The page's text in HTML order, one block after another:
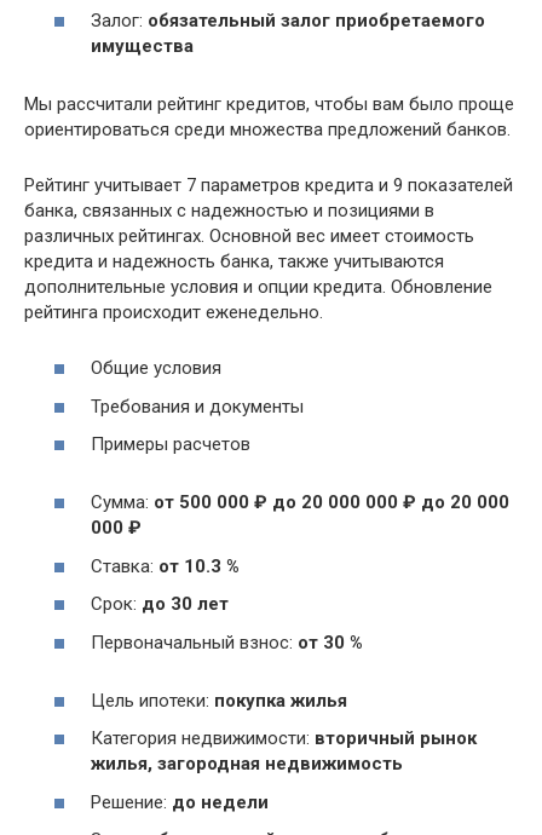
Залог: обязательный залог приобретаемого
имущества
Мы рассчитали рейтинг кредитов, чтобы вам было проще
ориентироваться среди множества предложений банков.
Рейтинг учитывает 7 параметров кредита и 9 показателей
банка, связанных с надежностью и позициями в
различных рейтингах. Основной вес имеет стоимость
кредита и надежность банка, также учитываются
дополнительные условия и опции кредита. Обновление
рейтинга происходит еженедельно.
Общие условия
Требования и документы
Примеры расчетов
Сумма: от 500 000 ₽ до 20 000 000 ₽ до 20 000
000 ₽
Ставка: от 10.3 %
Срок: до 30 лет
Первоначальный взнос: от 30 %
Цель ипотеки: покупка жилья
Категория недвижимости: вторичный рынок
жилья, загородная недвижимость
Решение: до недели